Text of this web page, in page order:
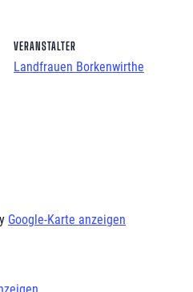
Google-Karte anzeigen
VERANSTALTER
Landfrauen Borkenwirthe